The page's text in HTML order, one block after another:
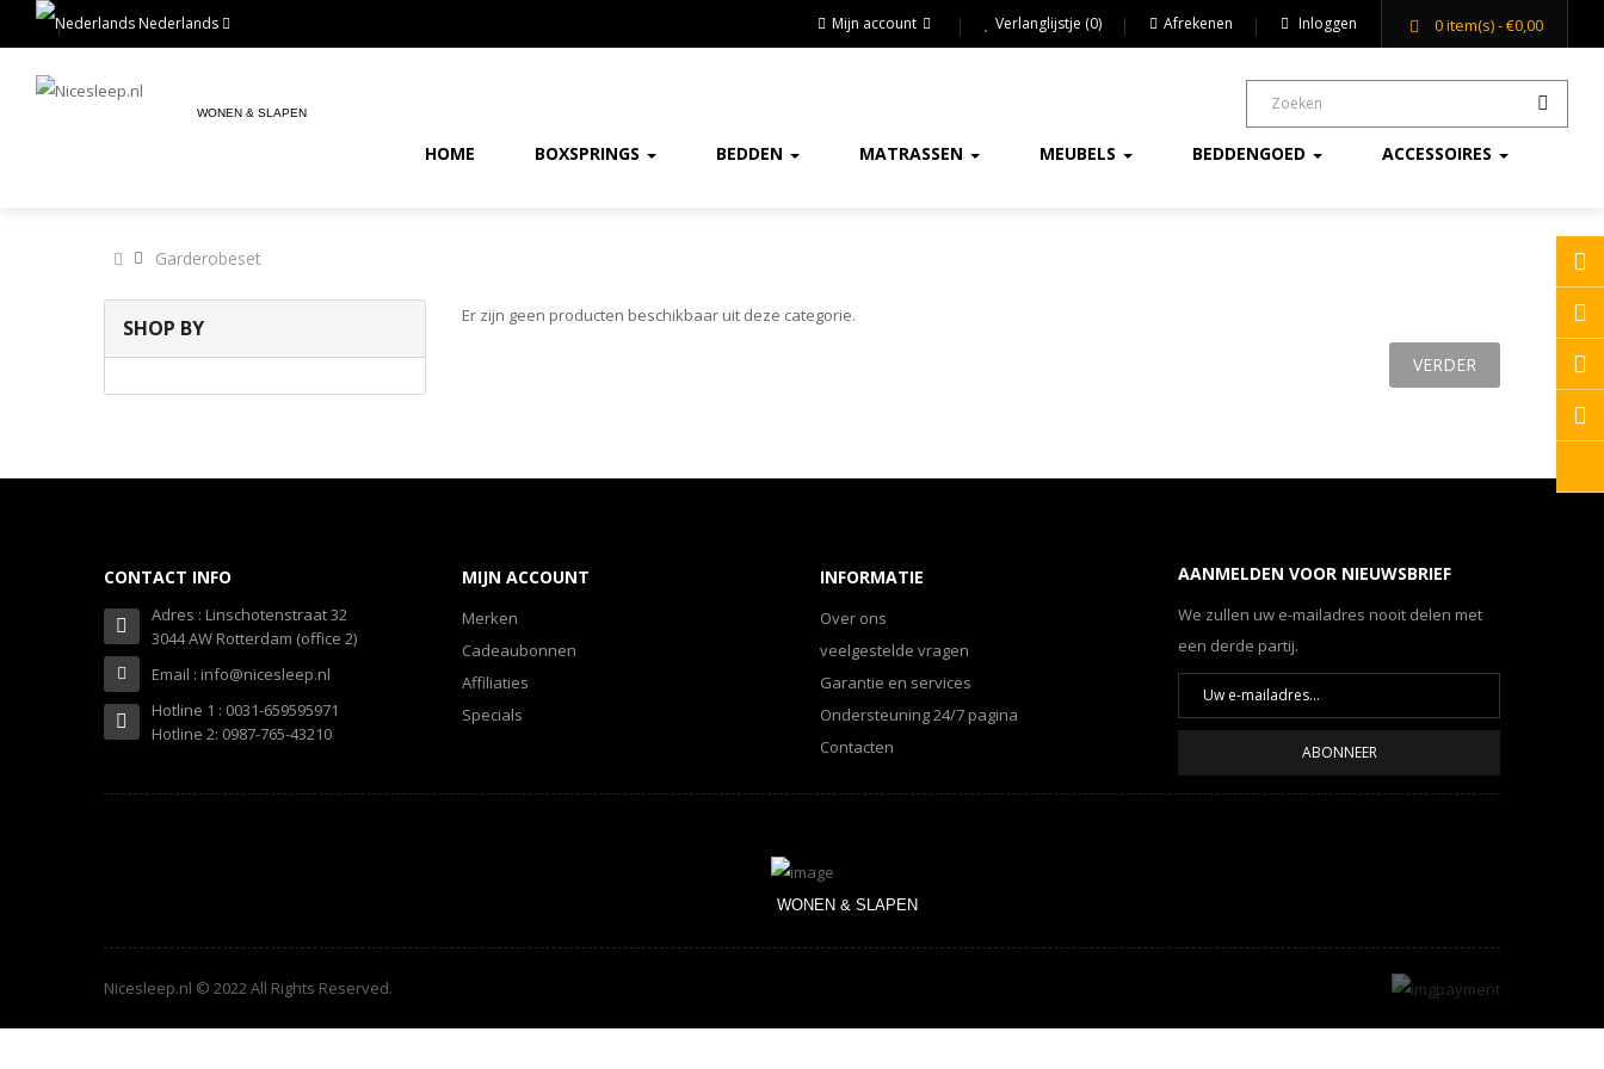
Nederlands Mijn account Verlanglijstje (0) Afrekenen Inloggen 0item(s)- €0,00
WONEN & SLAPEN
HOME BOXSPRINGS BEDDEN MATRASSEN MEUBELS BEDDENGOED ACCESSOIRES
Garderobeset
SHOP BY Er zijn geen producten beschikbaar uit deze categorie.
VERDER
CONTACT INFO
Adres : Linschotenstraat 32
3044 AW Rotterdam (office 2)
Email : info@nicesleep.nl
Hotline 1 : 0031-659595971
Hotline 2: 0987-765-43210
MIJN ACCOUNT
Merken
Cadeaubonnen
Affiliaties
Specials
INFORMATIE
Over ons
veelgestelde vragen
Garantie en services
Ondersteuning 24/7 pagina
Contacten
AANMELDEN VOOR NIEUWSBRIEF
We zullen uw e-mailadres nooit delen met
een derde partij.
ABONNEER
WONEN & SLAPEN
Nicesleep.nl © 2022 All Rights Reserved.